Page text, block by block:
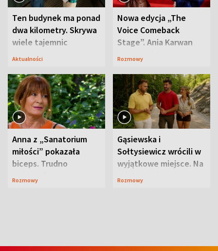
Ten budynek ma ponad
dwa kilometry. Skrywa
wiele tajemnic
Aktualności
Nowa edycja „The
Voice Comeback
Stage”. Ania Karwan
zapowiada
Rozmowy
Anna z „Sanatorium
miłości” pokazała
biceps. Trudno
uwierzyć, co przeszła
Rozmowy
Gąsiewska i
Sołtysiewicz wrócili w
wyjątkowe miejsce. Na
szlaku czekał
Rozmowy